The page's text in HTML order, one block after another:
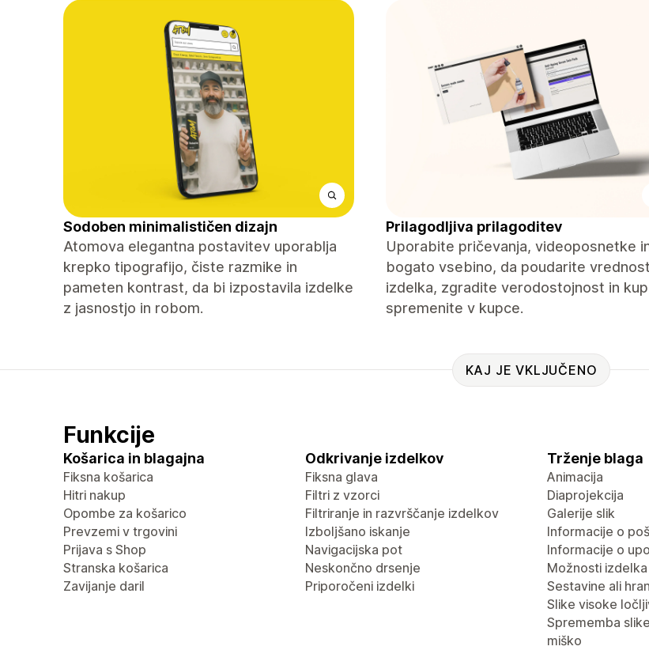
Sodoben minimalističen dizajn
Atomova elegantna postavitev uporablja
krepko tipografijo, čiste razmike in
pameten kontrast, da bi izpostavila izdelke
z jasnostjo in robom.
Prilagodljiva prilagoditev
Uporabite pričevanja, videoposnetke
bogato vsebino, da poudarite vrednost
izdelka, zgradite verodostojnost in
spremenite v kupce.
KAJ JE VKLJUČENO
Funkcije
Košarica in blagajna
Fiksna košarica
Hitri nakup
Opombe za košarico
Prevzemi v trgovini
Prijava s Shop
Stranska košarica
Zavijanje daril
Odkrivanje izdelkov
Fiksna glava
Filtri z vzorci
Filtriranje in razvrščanje izdelkov
Izboljšano iskanje
Navigacijska pot
Neskončno drsenje
Priporočeni izdelki
Trženje blaga
Animacija
Diaprojekcija
Galerije slik
Informacije o
Informacije o
Možnosti izdelka
Sestavine ali
Slike visoke
Sprememba
miško